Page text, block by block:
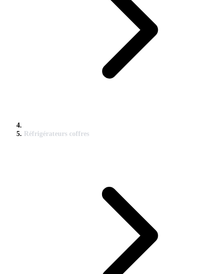
Réfrigérateurs coffres